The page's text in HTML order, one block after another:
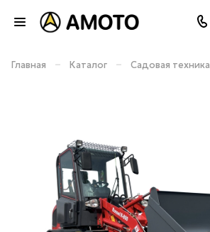
Главная – Каталог – Садовая техника